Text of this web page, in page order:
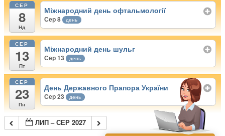
СЕР
8
Нд
Міжнародний день офтальмології
Сер 8 день
СЕР
13
Пт
Міжнародний день шульг
Сер 13 день
СЕР
23
Пн
День Державного Прапора України
Сер 23 день
ЛИП – СЕР 2027